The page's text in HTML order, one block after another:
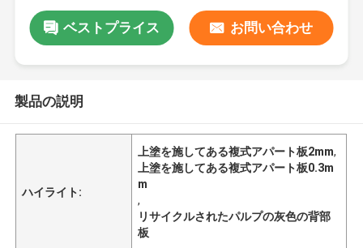
ベストプライス お問い合わせ
製品の説明
ハイライト:
上塗を施してある複式アパート板2mm,
上塗を施してある複式アパート板0.3m
m
,
リサイクルされたパルプの灰色の背部
板